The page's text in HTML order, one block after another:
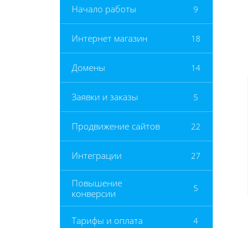
Начало работы 9
Интернет магазин 18
Домены 14
Заявки и заказы 5
Продвижение сайтов 22
Интеграции 27
Повышение
конверсии
5
Тарифы и оплата 4